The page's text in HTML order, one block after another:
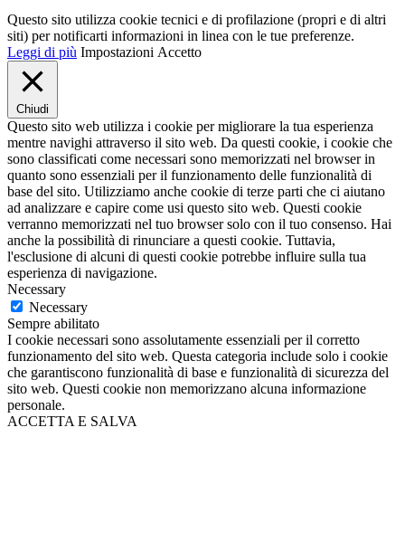
Questo sito utilizza cookie tecnici e di profilazione (propri e di altri
siti) per notificarti informazioni in linea con le tue preferenze.
Leggi di più Impostazioni Accetto
Chiudi
Questo sito web utilizza i cookie per migliorare la tua esperienza
mentre navighi attraverso il sito web. Da questi cookie, i cookie che
sono classificati come necessari sono memorizzati nel browser in
quanto sono essenziali per il funzionamento delle funzionalità di
base del sito. Utilizziamo anche cookie di terze parti che ci aiutano
ad analizzare e capire come usi questo sito web. Questi cookie
verranno memorizzati nel tuo browser solo con il tuo consenso. Hai
anche la possibilità di rinunciare a questi cookie. Tuttavia,
l'esclusione di alcuni di questi cookie potrebbe influire sulla tua
esperienza di navigazione.
Necessary
Necessary
Sempre abilitato
I cookie necessari sono assolutamente essenziali per il corretto
funzionamento del sito web. Questa categoria include solo i cookie
che garantiscono funzionalità di base e funzionalità di sicurezza del
sito web. Questi cookie non memorizzano alcuna informazione
personale.
ACCETTA E SALVA